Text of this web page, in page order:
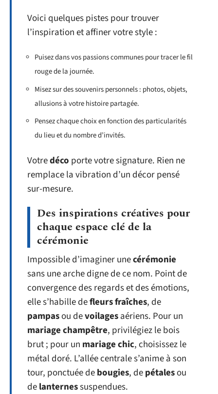
Voici quelques pistes pour trouver
l’inspiration et affiner votre style :
Puisez dans vos passions communes pour tracer le fil
rouge de la journée.
Misez sur des souvenirs personnels : photos, objets,
allusions à votre histoire partagée.
Pensez chaque choix en fonction des particularités
du lieu et du nombre d’invités.
Votredéco porte votre signature. Rien ne
remplace la vibration d’un décor pensé
sur-mesure.
Des inspirations créatives pour
chaque espace clé de la
cérémonie
Impossible d’imaginer unecérémonie
sans une arche digne de ce nom. Point de
convergence des regards et des émotions,
elle s’habille defleurs fraîches, de
pampasou devoilagesaériens. Pour un
mariage champêtre, privilégiez le bois
brut ; pour un mariage chic, choisissez le
métal doré. L’allée centrale s’anime à son
tour, ponctuée debougies, depétalesou
delanternessuspendues.